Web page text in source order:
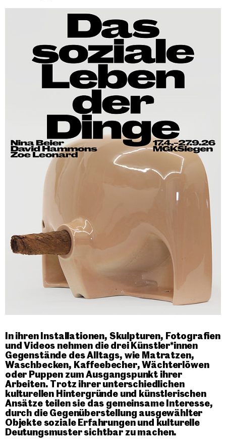
In ihren Installationen, Skulpturen, Fotografien
und Videos nehmen die drei Künstler*innen
Gegenstände des Alltags, wie Matratzen,
Waschbecken, Kaffeebecher, Wächterlöwen
oder Puppen zum Ausgangspunkt ihrer
Arbeiten. Trotz ihrer unterschiedlichen
kulturellen Hintergründe und künstlerischen
Ansätze teilen sie das gemeinsame Interesse,
durch die Gegenüberstellung ausgewählter
Objekte soziale Erfahrungen und kulturelle
Deutungsmuster sichtbar zu machen.